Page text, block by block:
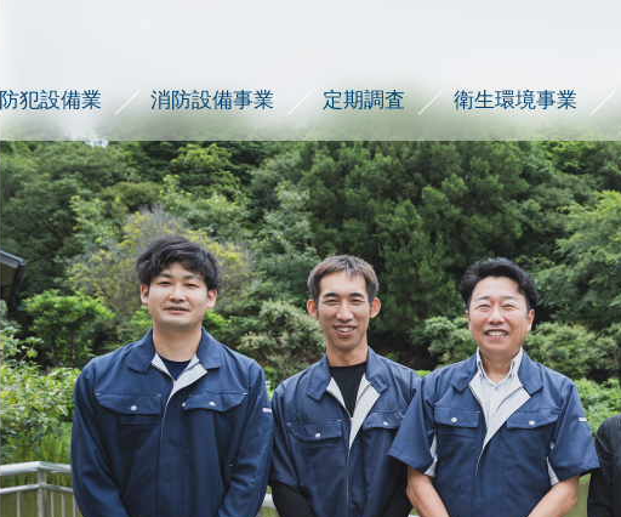
防犯設備業 消防設備事業 定期調査 衛生環境事業